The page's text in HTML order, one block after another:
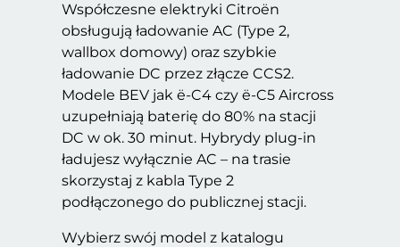
Współczesne elektryki Citroën
obsługują ładowanie AC (Type 2,
wallbox domowy) oraz szybkie
ładowanie DC przez złącze CCS2.
Modele BEV jak ë-C4 czy ë-C5 Aircross
uzupełniają baterię do 80% na stacji
DC w ok. 30 minut. Hybrydy plug-in
ładujesz wyłącznie AC – na trasie
skorzystaj z kabla Type 2
podłączonego do publicznej stacji.
Wybierz swój model z katalogu